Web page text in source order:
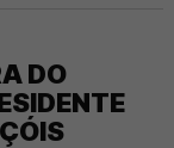
DO